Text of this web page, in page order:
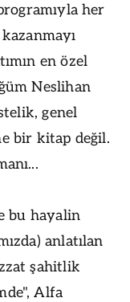
her
en özel
Neslihan
genel
bir kitap değil.
bu hayalin
anlatılan
şahitlik
Alfa